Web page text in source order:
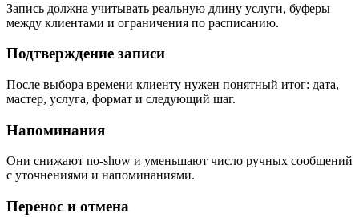
Запись должна учитывать реальную длину услуги, буферы
между клиентами и ограничения по расписанию.
Подтверждение записи
После выбора времени клиенту нужен понятный итог: дата,
мастер, услуга, формат и следующий шаг.
Напоминания
Они снижают no-show и уменьшают число ручных сообщений
с уточнениями и напоминаниями.
Перенос и отмена